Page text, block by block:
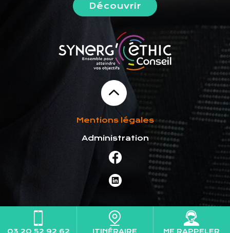
Découvrir
Mentions légales
Administration
03 20 52 92 62 ITINÉRAIRE ME RAPPELER